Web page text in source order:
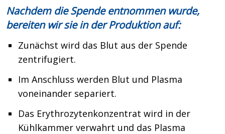
Nachdem die Spende entnommen wurde,
bereiten wir sie in der Produktion auf:
Zunächst wird das Blut aus der Spende
zentrifugiert.
Im Anschluss werden Blut und Plasma
voneinander separiert.
Das Erythrozytenkonzentrat wird in der
Kühlkammer verwahrt und das Plasma